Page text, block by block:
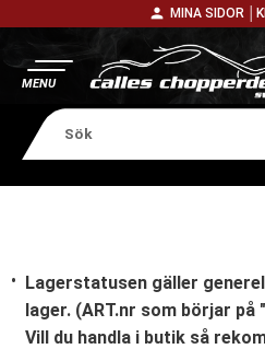
person MINA SIDOR │
Lagerstatusen gäller
lager. (ART.nr som börjar på
Vill du handla i butik så